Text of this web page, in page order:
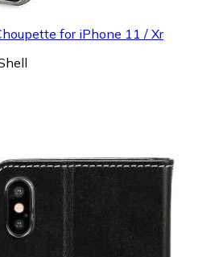
for iPhone 11 / Xr